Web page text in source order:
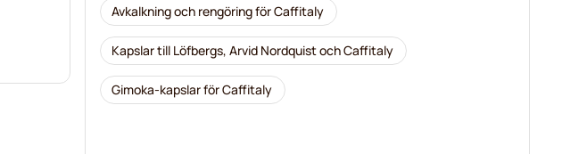
Avkalkning och rengöring för Caffitaly
Kapslar till Löfbergs, Arvid Nordquist och Caffitaly
Gimoka-kapslar för Caffitaly